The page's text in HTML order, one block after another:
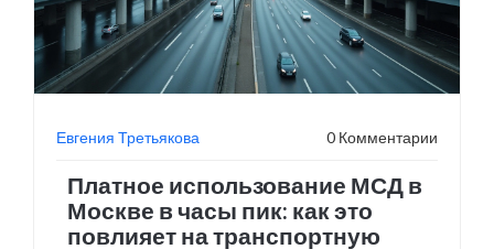
Евгения Третьякова 0 Комментарии
Платное использование МСД в
Москве в часы пик: как это
повлияет на транспортную